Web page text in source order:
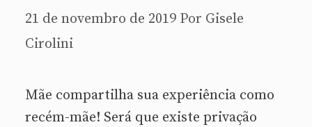
21 de novembro de 2019 Por Gisele
Cirolini
Mãe compartilha sua experiência como
recém-mãe! Será que existe privação